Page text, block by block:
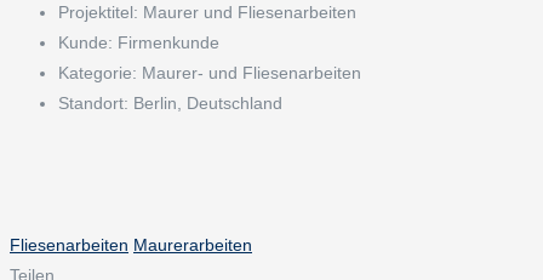
Projektitel: Maurer und Fliesenarbeiten
Kunde: Firmenkunde
Kategorie: Maurer- und Fliesenarbeiten
Standort: Berlin, Deutschland
Fliesenarbeiten Maurerarbeiten
Teilen